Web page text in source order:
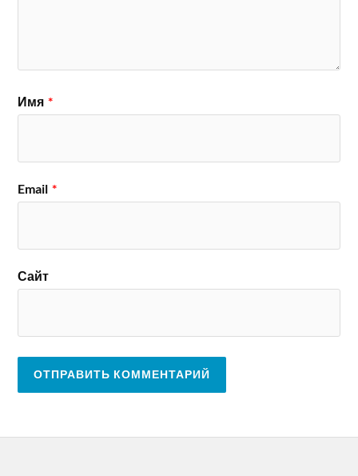
Имя *
Email *
Сайт